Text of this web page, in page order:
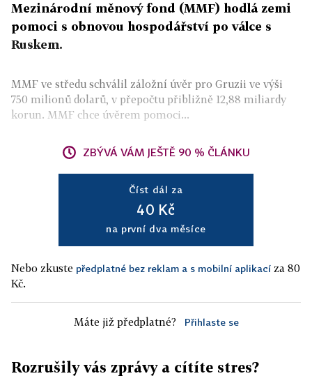
Mezinárodní měnový fond (MMF) hodlá zemi
pomoci s obnovou hospodářství po válce s
Ruskem.
MMF ve středu schválil záložní úvěr pro Gruzii ve výši
750 milionů dolarů, v přepočtu přibližně 12,88 miliardy
korun. MMF chce úvěrem pomoci...
ZBÝVÁ VÁM JEŠTĚ 90 % ČLÁNKU
Číst dál za
40 Kč
na první dva měsíce
Nebo zkuste předplatné bez reklam a s mobilní aplikací za 80
Kč.
Máte již předplatné? Přihlaste se
Rozrušily vás zprávy a cítíte stres?